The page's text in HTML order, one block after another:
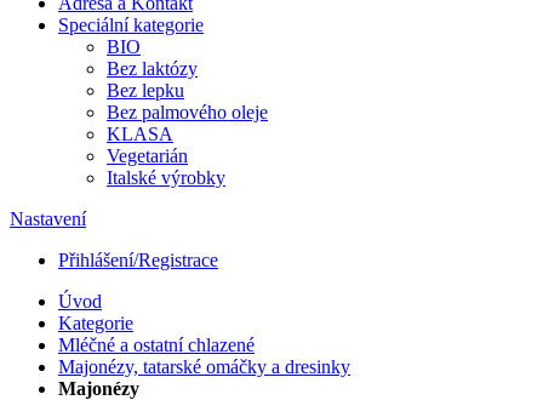
Speciální kategorie
BIO
Bez laktózy
Bez lepku
Bez palmového oleje
KLASA
Vegetarián
Italské výrobky
Nastavení
Přihlášení/Registrace
Úvod
Kategorie
Mléčné a ostatní chlazené
Majonézy, tatarské omáčky a dresinky
Majonézy